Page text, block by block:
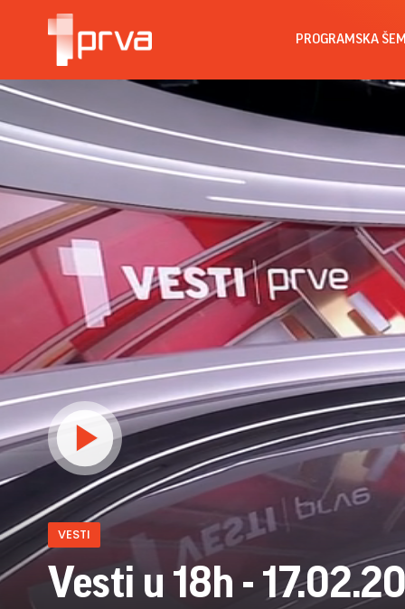
PROGRAMSKA
VESTI
Vesti u 18h -